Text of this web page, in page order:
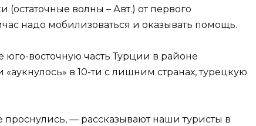
волны – Авт.) от первого
надо мобилизоваться и оказывать помощь.
восточную часть Турции в районе
в 10-ти с лишним странах, турецкую
— рассказывают наши туристы в